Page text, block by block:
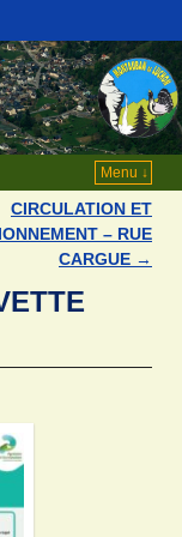
Menu ↓
CIRCULATION ET
– RUE
CARGUE →